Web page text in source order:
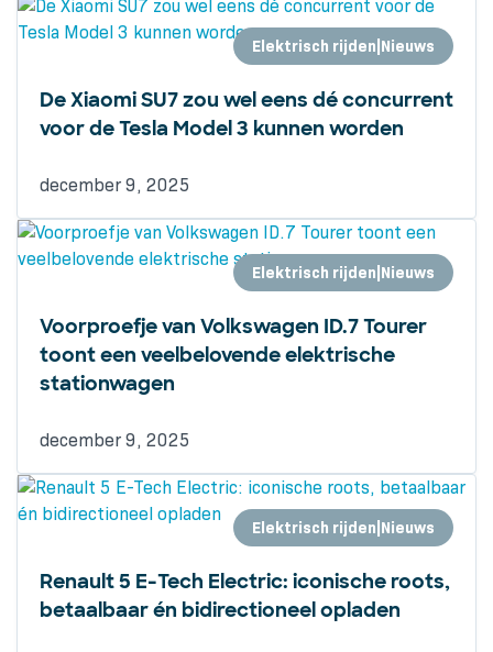
Elektrisch rijden|Nieuws
De Xiaomi SU7 zou wel eens dé concurrent
voor de Tesla Model 3 kunnen worden
december 9, 2025
Elektrisch rijden|Nieuws
Voorproefje van Volkswagen ID.7 Tourer
toont een veelbelovende elektrische
stationwagen
december 9, 2025
Elektrisch rijden|Nieuws
Renault 5 E-Tech Electric: iconische roots,
betaalbaar én bidirectioneel opladen